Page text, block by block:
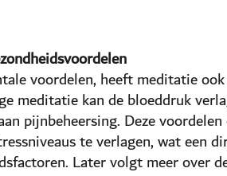
voordelen, heeft meditatie
meditatie kan de bloeddruk
pijnbeheersing. Deze
te verlagen, wat een
Later volgt meer over